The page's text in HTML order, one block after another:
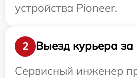
устройства Pioneer.
2
Выезд курьера за
Сервисный инженер